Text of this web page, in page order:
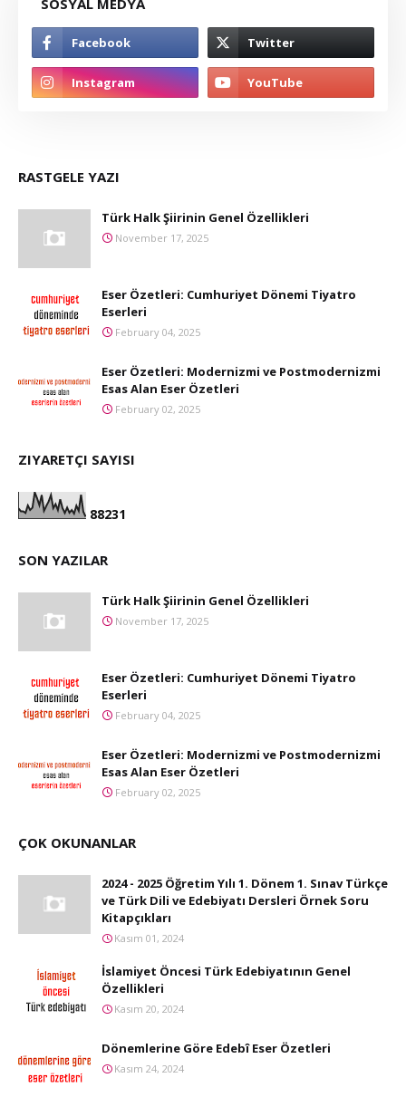
RASTGELE YAZI
Türk Halk Şiirinin Genel Özellikleri
November 17, 2025
Eser Özetleri: Cumhuriyet Dönemi Tiyatro
Eserleri
February 04, 2025
Eser Özetleri: Modernizmi ve Postmodernizmi
Esas Alan Eser Özetleri
February 02, 2025
ZIYARETÇI SAYISI
88231
SON YAZILAR
Türk Halk Şiirinin Genel Özellikleri
November 17, 2025
Eser Özetleri: Cumhuriyet Dönemi Tiyatro
Eserleri
February 04, 2025
Eser Özetleri: Modernizmi ve Postmodernizmi
Esas Alan Eser Özetleri
February 02, 2025
ÇOK OKUNANLAR
2024 - 2025 Öğretim Yılı 1. Dönem 1. Sınav Türkçe
ve Türk Dili ve Edebiyatı Dersleri Örnek Soru
Kitapçıkları
Kasım 01, 2024
İslamiyet Öncesi Türk Edebiyatının Genel
Özellikleri
Kasım 20, 2024
Dönemlerine Göre Edebî Eser Özetleri
Kasım 24, 2024